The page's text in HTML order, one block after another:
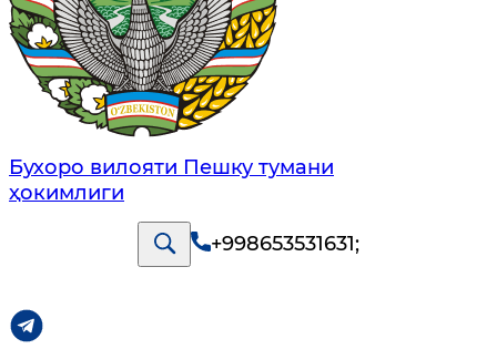
Бухоро вилояти Пешку тумани
ҳокимлиги
+998653531631;